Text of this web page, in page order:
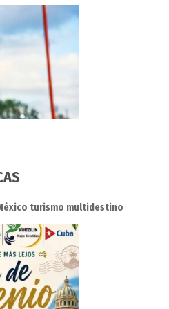
turismo multidestino